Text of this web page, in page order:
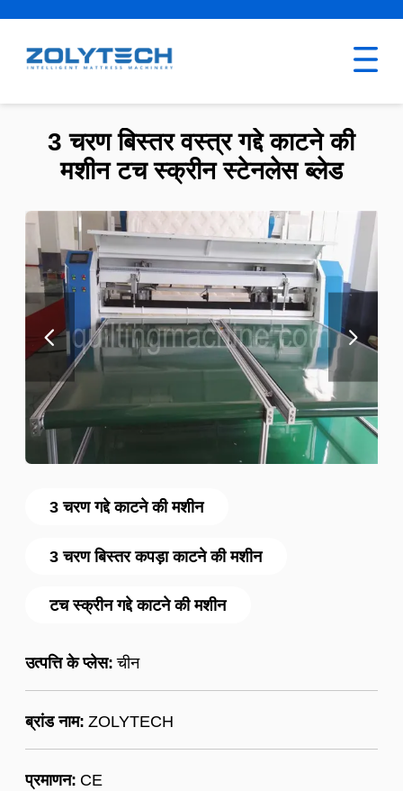
3 चरण गद्दे काटने की मशीन
3 चरण बिस्तर कपड़ा काटने की मशीन
टच स्क्रीन गद्दे काटने की मशीन
उत्पत्ति के प्लेस: चीन
ब्रांड नाम: ZOLYTECH
प्रमाणन: CE
3 चरण बिस्तर वस्त्र गद्दे काटने की
मशीन टच स्क्रीन स्टेनलेस ब्लेड